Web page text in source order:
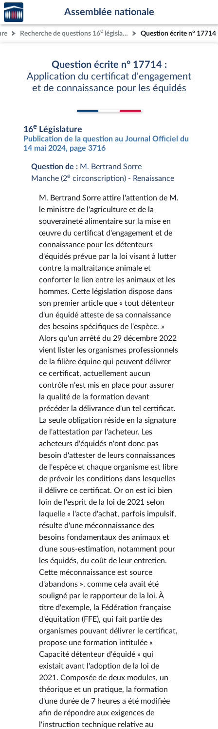
Aller au contenu
Aller en bas de la page
Accèder
à la
page
d'accueil
Assemblée nationale
Recherche de questions 16e législature Question écrite n° 17714
Question écrite n° 17714 :
Application du certificat d'engagement
et de connaissance pour les équidés
16e Législature
Publication de la question au Journal Officiel du
14 mai 2024, page 3716
Question de : M. Bertrand Sorre
Manche (2e circonscription) - Renaissance
M. Bertrand Sorre attire l'attention de M.
le ministre de l'agriculture et de la
souveraineté alimentaire sur la mise en
œuvre du certificat d'engagement et de
connaissance pour les détenteurs
d'équidés prévue par la loi visant à lutter
contre la maltraitance animale et
conforter le lien entre les animaux et les
hommes. Cette législation dispose dans
son premier article que « tout détenteur
d'un équidé atteste de sa connaissance
des besoins spécifiques de l'espèce. »
Alors qu'un arrêté du 29 décembre 2022
vient lister les organismes professionnels
de la filière équine qui peuvent délivrer
ce certificat, actuellement aucun
contrôle n'est mis en place pour assurer
la qualité de la formation devant
précéder la délivrance d'un tel certificat.
La seule obligation réside en la signature
de l'attestation par l'acheteur. Les
acheteurs d'équidés n'ont donc pas
besoin d'attester de leurs connaissances
de l'espèce et chaque organisme est libre
de prévoir les conditions dans lesquelles
il délivre ce certificat. Or on est ici bien
loin de l'esprit de la loi de 2021 selon
laquelle « l'acte d'achat, parfois impulsif,
résulte d'une méconnaissance des
besoins fondamentaux des animaux et
d'une sous-estimation, notamment pour
les équidés, du coût de leur entretien.
Cette méconnaissance est source
d'abandons », comme cela avait été
souligné par le rapporteur de la loi. À
titre d'exemple, la Fédération française
d'équitation (FFE), qui fait partie des
organismes pouvant délivrer le certificat,
propose une formation intitulée «
Capacité détenteur d'équidé » qui
existait avant l'adoption de la loi de
2021. Composée de deux modules, un
théorique et un pratique, la formation
d'une durée de 7 heures a été modifiée
afin de répondre aux exigences de
l'instruction technique relative au